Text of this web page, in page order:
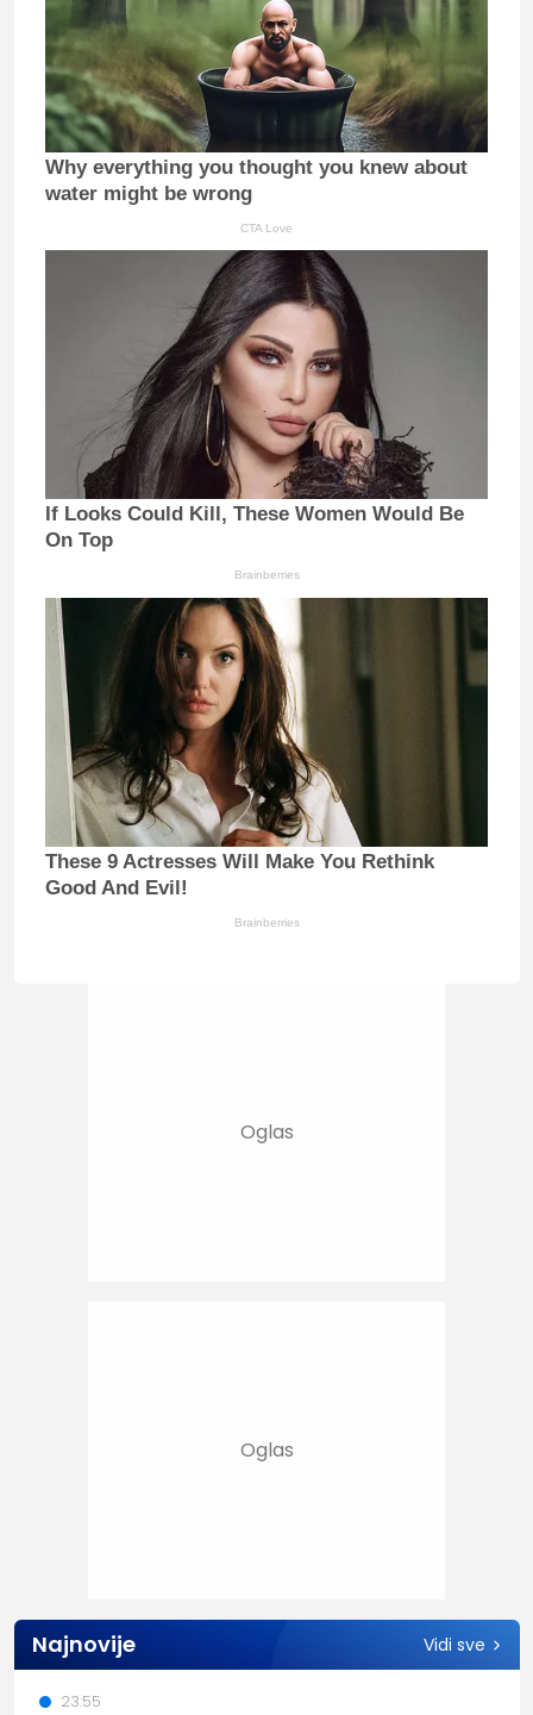
Why everything you thought you knew about
water might be wrong
CTA Love
If Looks Could Kill, These Women Would Be
On Top
Brainberries
These 9 Actresses Will Make You Rethink
Good And Evil!
Brainberries
Najnovije Vidi sve
23:55